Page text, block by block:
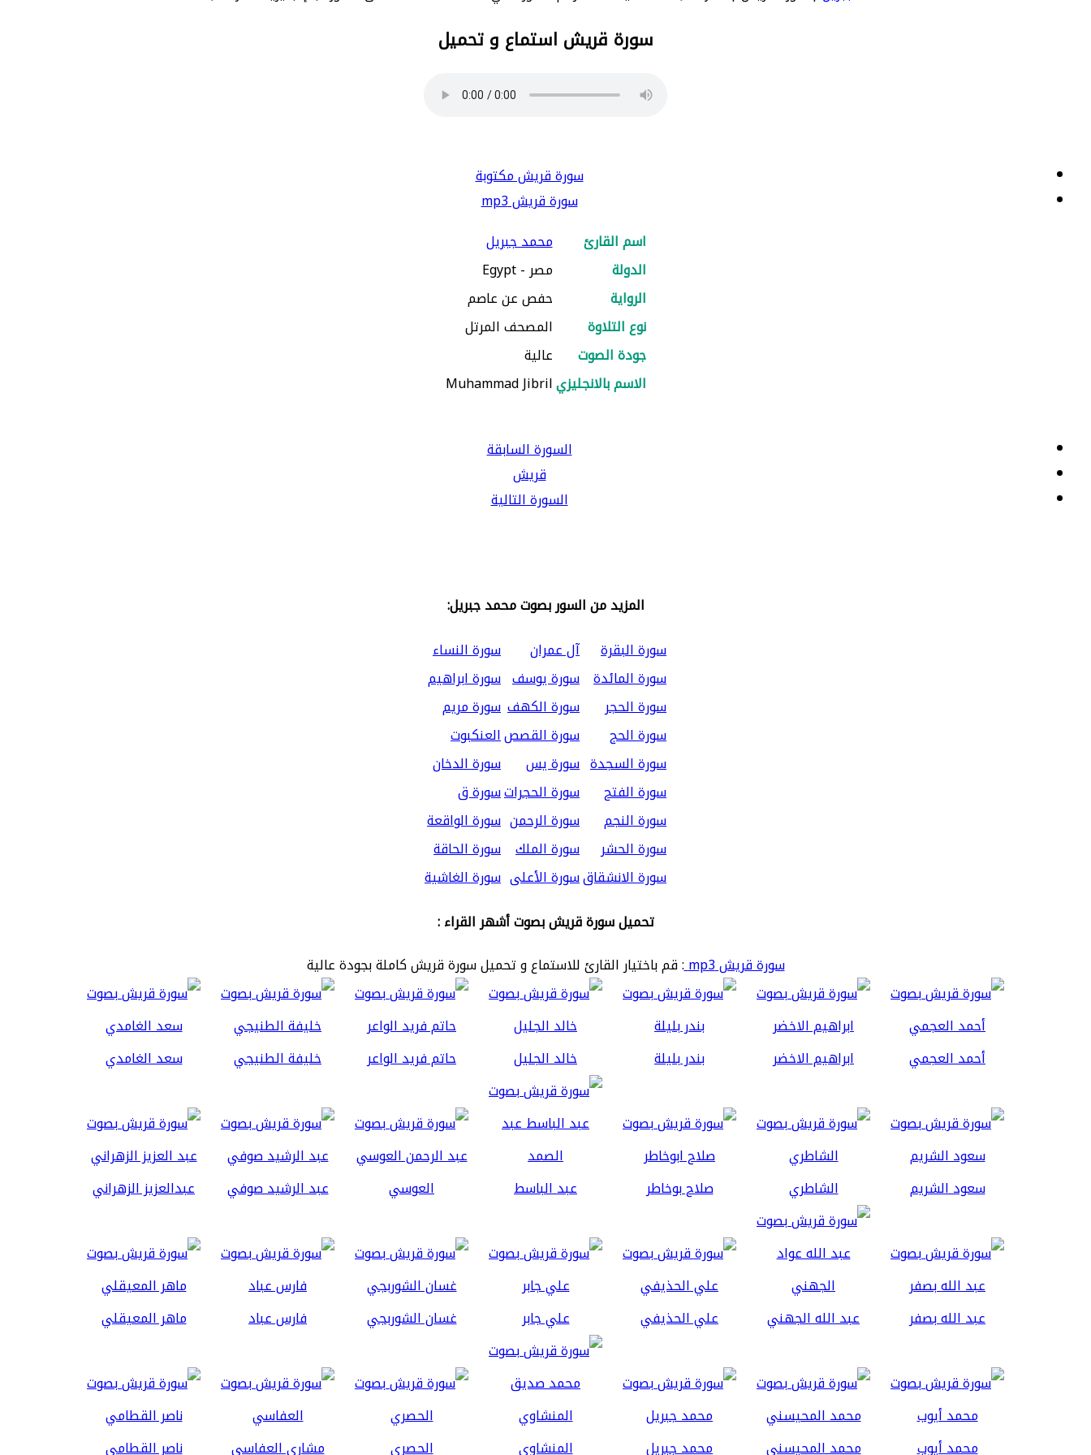
سورة قريش استماع و تحميل
سورة قريش مكتوبة
سورة قريش mp3
اسم القارئ
محمد جبريل
الدولة
مصر - Egypt
الرواية
حفص عن عاصم
نوع التلاوة
المصحف المرتل
جودة الصوت
عالية
الاسم بالانجليزيMuhammad Jibril
السورة السابقة
قريش
السورة التالية
المزيد من السور بصوت محمد جبريل:
سورة البقرة
آل عمران
سورة النساء
سورة المائدة سورة يوسف سورة ابراهيم
سورة الحجر
سورة الكهف سورة مريم
سورة الحج
سورة القصصالعنكبوت
سورة السجدة سورة يس
سورة الدخان
سورة الفتح
سورة الحجراتسورة ق
سورة النجم
سورة الرحمن سورة الواقعة
سورة الحشر
سورة الملك سورة الحاقة
سورة الانشقاقسورة الأعلى سورة الغاشية
تحميل سورة قريش بصوت أشهر القراء :
سورة قريش mp3
: قم باختيار القارئ للاستماع و تحميل سورة قريش كاملة بجودة عالية
أحمد العجمي ابراهيم الاخضر بندر بليلة خالد الجليل حاتم فريد الواعر خليفة الطنيجي سعد الغامدي
سعود الشريم الشاطري صلاح بوخاطر عبد الباسط العوسي عبد الرشيد صوفي عبدالعزيز الزهراني
عبد الله بصفر عبد الله الجهني علي الحذيفي علي جابر غسان الشوربجي فارس عباد ماهر المعيقلي
محمد أيوب محمد المحيسني محمد جبريل المنشاوي الحصري مشاري العفاسي ناصر القطامي